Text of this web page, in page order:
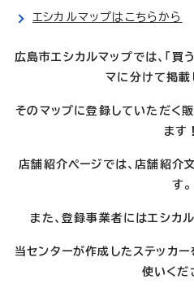
エシカルマップはこちらから
広島市エシカルマップでは、「買う
マに分けて掲載
そのマップに登録していただく
ます！
店舗紹介ページでは、店舗紹介
す。
また、登録事業者にはエシカ
当センターが作成したステッカ
使いくだ